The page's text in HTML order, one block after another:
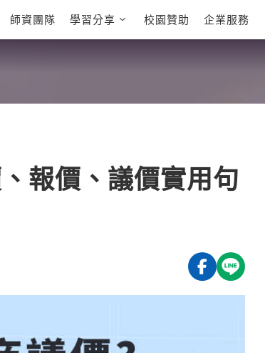
TED
CNN聽力強化
師資團隊 學習分享 校園贊助 企業服務
報價、議價實用句